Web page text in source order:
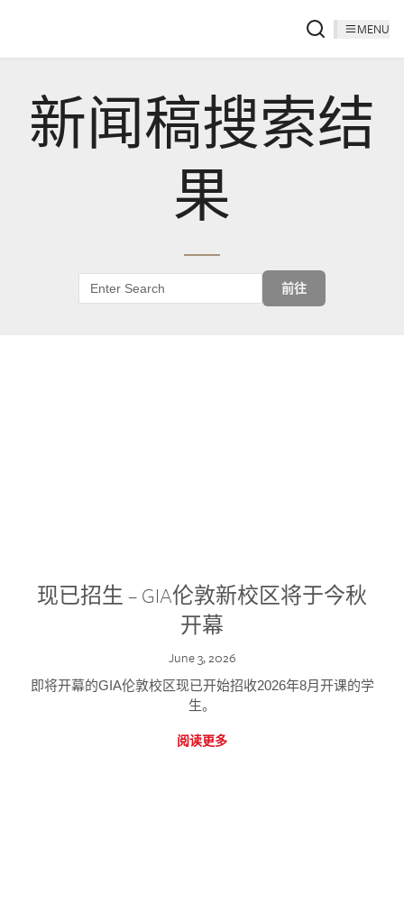
MENU
新闻稿搜索结
果
前往
现已招生 – GIA伦敦新校区将于今秋
开幕
June 3, 2026
即将开幕的GIA伦敦校区现已开始招收2026年8月开课的学
生。
阅读更多